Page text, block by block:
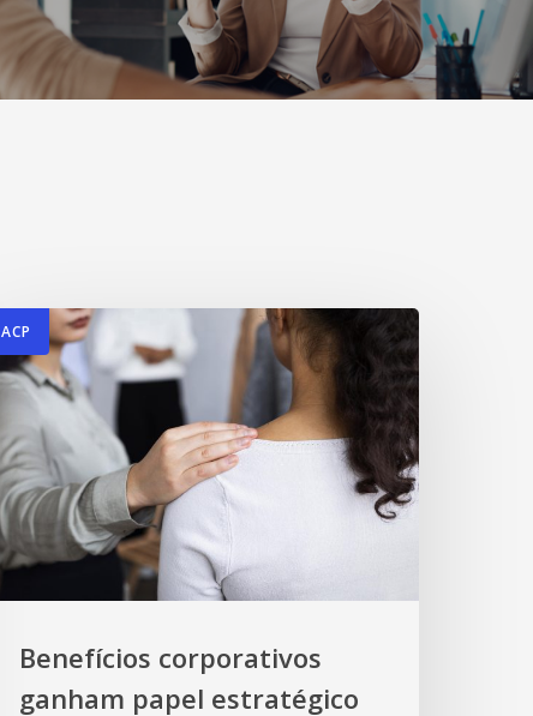
ACP
Benefícios corporativos
ganham papel estratégico